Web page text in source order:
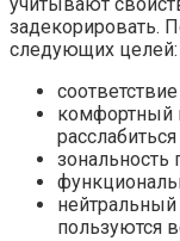
задекорировать.
следующих целей:
комфортный
пользуются